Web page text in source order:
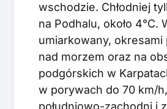
wschodzie. Chłodniej
na Podhalu, około 4°C.
umiarkowany, okresami
nad morzem oraz na
podgórskich w
w porywach do 70 km/h,
południowo-zachodni i